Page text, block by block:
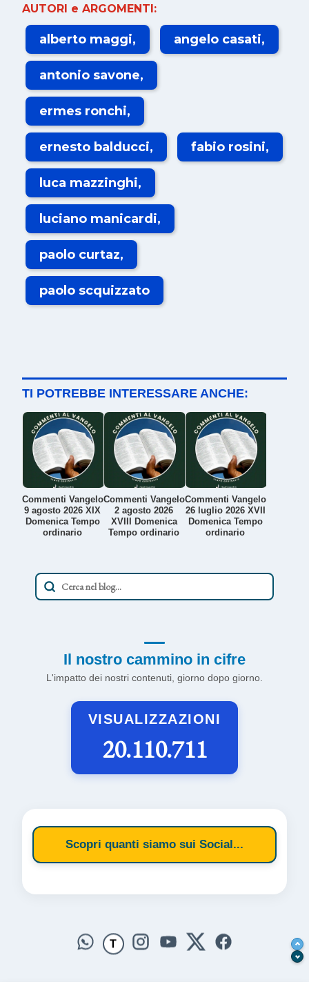
AUTORI e ARGOMENTI:
alberto maggi angelo casati
antonio savone
ermes ronchi
ernesto balducci fabio rosini
luca mazzinghi
luciano manicardi
paolo curtaz
paolo scquizzato
TI POTREBBE INTERESSARE ANCHE:
Commenti Vangelo
9 agosto 2026 XIX
Domenica Tempo
ordinario
Commenti Vangelo
2 agosto 2026
XVIII Domenica
Tempo ordinario
Commenti Vangelo
26 luglio 2026 XVII
Domenica Tempo
ordinario
Il nostro cammino in cifre
L'impatto dei nostri contenuti, giorno dopo giorno.
VISUALIZZAZIONI
20.110.711
Scopri quanti siamo sui Social...
T